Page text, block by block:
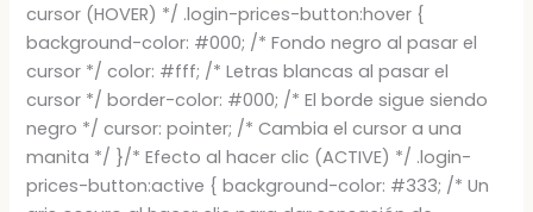
cursor (HOVER) */ .login-prices-button:hover {
background-color: #000; /* Fondo negro al pasar el
cursor */ color: #fff; /* Letras blancas al pasar el
cursor */ border-color: #000; /* El borde sigue siendo
negro */ cursor: pointer; /* Cambia el cursor a una
manita */ }/* Efecto al hacer clic (ACTIVE) */ .login-
prices-button:active { background-color: #333; /* Un